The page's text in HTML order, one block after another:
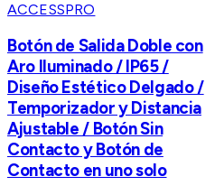
ACCESSPRO
Botón de Salida Doble con
Aro Iluminado / IP65 /
Diseño Estético Delgado /
Temporizador y Distancia
Ajustable / Botón Sin
Contacto y Botón de
Contacto en uno solo